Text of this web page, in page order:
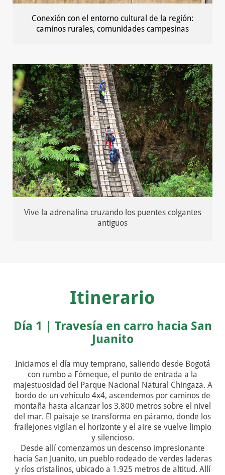
Conexión con el entorno cultural de la región:
caminos rurales, comunidades campesinas
Vive la adrenalina cruzando los puentes colgantes
antiguos
Itinerario
Día 1 | Travesía en carro hacia San
Juanito
Iniciamos el día muy temprano, saliendo desde Bogotá
con rumbo a Fómeque, el punto de entrada a la
majestuosidad del Parque Nacional Natural Chingaza. A
bordo de un vehículo 4x4, ascendemos por caminos de
montaña hasta alcanzar los 3.800 metros sobre el nivel
del mar. El paisaje se transforma en páramo, donde los
frailejones vigilan el horizonte y el aire se vuelve limpio
y silencioso.
Desde allí comenzamos un descenso impresionante
hacia San Juanito, un pueblo rodeado de verdes laderas
y ríos cristalinos, ubicado a 1.925 metros de altitud. Allí